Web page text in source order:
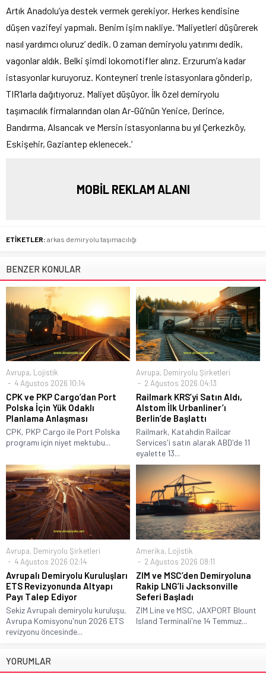
Artık Anadolu’ya destek vermek gerekiyor. Herkes kendisine
düşen vazifeyi yapmalı. Benim işim nakliye. ‘Maliyetleri düşürerek
nasıl yardımcı oluruz’ dedik. O zaman demiryolu yatırımı dedik,
vagonlar aldık. Belki şimdi lokomotifler alırız. Erzurum’a kadar
istasyonlar kuruyoruz. Konteyneri trenle istasyonlara gönderip,
TIR’larla dağıtıyoruz. Maliyet düşüyor. İlk özel demiryolu
taşımacılık firmalarından olan Ar-Gü’nün Yenice, Derince,
Bandırma, Alsancak ve Mersin istasyonlarına bu yıl Çerkezköy,
Eskişehir, Gaziantep eklenecek.’
MOBİL REKLAM ALANI
ETİKETLER: arkas demiryolu taşımacılığı
BENZER KONULAR
Avrupa, Lojistik
4 Ağustos 2026 10:14
CPK ve PKP Cargo’dan Port
Polska İçin Yük Odaklı
Planlama Anlaşması
CPK, PKP Cargo ile Port Polska
programı için niyet mektubu...
Avrupa, Demiryolu Şirketleri
2 Ağustos 2026 04:13
Railmark KRS’yi Satın Aldı,
Alstom İlk Urbanliner’ı
Berlin’de Başlattı
Railmark, Katahdin Railcar
Services'i satın alarak ABD'de 11
eyalette 13...
Avrupa, Demiryolu Şirketleri
4 Ağustos 2026 02:14
Avrupalı Demiryolu Kuruluşları
ETS Revizyonunda Altyapı
Payı Talep Ediyor
Sekiz Avrupalı demiryolu kuruluşu,
Avrupa Komisyonu'nun 2026 ETS
revizyonu öncesinde...
Amerika, Lojistik
2 Ağustos 2026 08:11
ZIM ve MSC’den Demiryoluna
Rakip LNG’li Jacksonville
Seferi Başladı
ZIM Line ve MSC, JAXPORT Blount
Island Terminali'ne 14 Temmuz...
YORUMLAR